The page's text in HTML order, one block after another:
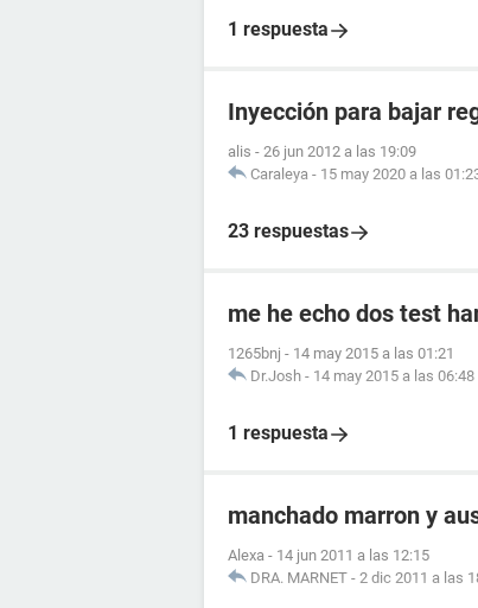
1 respuesta
Inyección para bajar
alis - 26 jun 2012 a las 19:09
Caraleya - 15 may 2020 a las
23 respuestas
me he echo dos test
1265bnj - 14 may 2015 a las 01:21
Dr.Josh - 14 may 2015 a las 06:48
1 respuesta
manchado marron y
Alexa - 14 jun 2011 a las 12:15
DRA. MARNET - 2 dic 2011 a las